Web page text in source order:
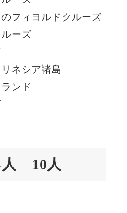
のフィヨルドクルーズ
ーズ
ネシア諸島
ンド
人 10人